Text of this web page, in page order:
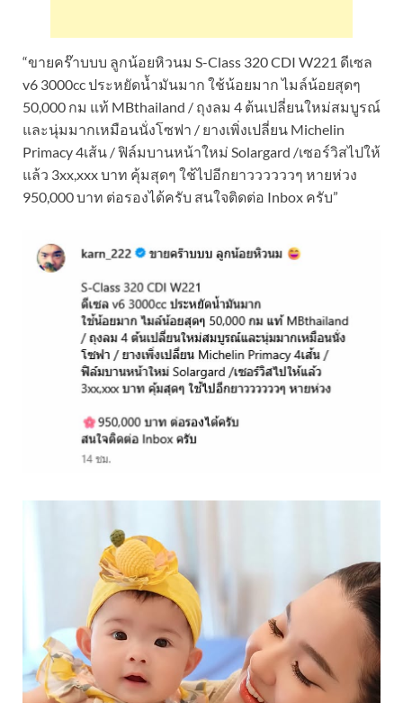
“ขายคร๊าบบบ ลูกน้อยหิวนม S-Class 320 CDI W221 ดีเซล
v6 3000cc ประหยัดน้ำมันมาก ใช้น้อยมาก ไมล์น้อยสุดๆ
50,000 กม แท้ MBthailand / ถุงลม 4 ต้นเปลี่ยนใหม่สมบูรณ์
และนุ่มมากเหมือนนั่งโซฟา / ยางเพิ่งเปลี่ยน Michelin
Primacy 4เส้น / ฟิล์มบานหน้าใหม่ Solargard /เซอร์วิสไปให้
แล้ว 3xx,xxx บาท คุ้มสุดๆ ใช้ไปอีกยาววววววๆ หายห่วง
950,000 บาท ต่อรองได้ครับ สนใจติดต่อ Inbox ครับ”